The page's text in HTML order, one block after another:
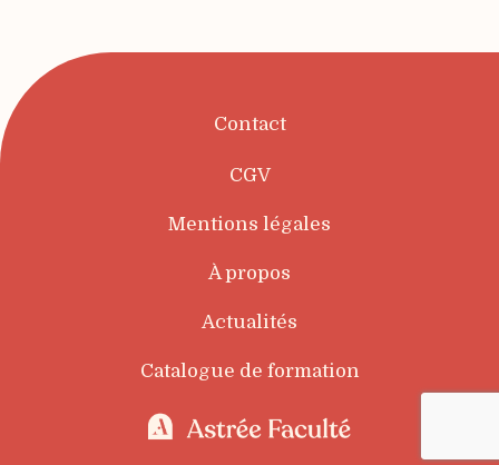
Contact
CGV
Mentions légales
À propos
Actualités
Catalogue de formation